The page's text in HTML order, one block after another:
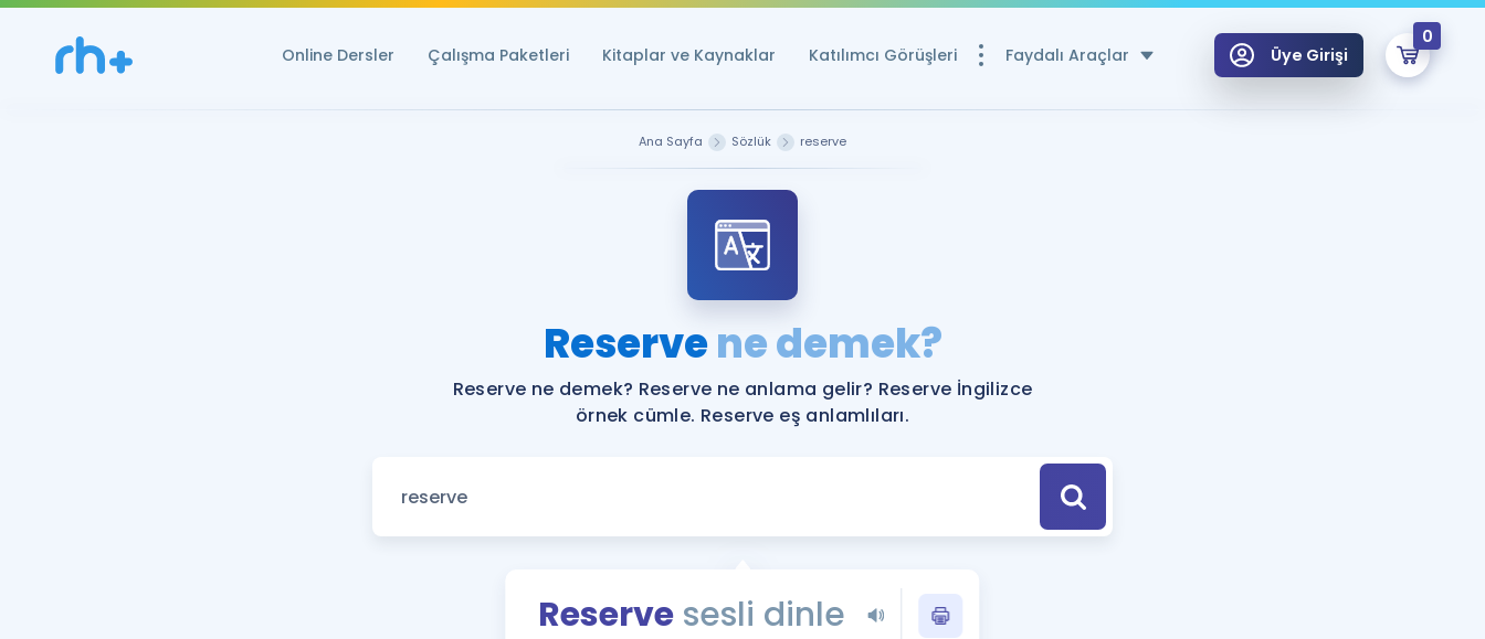
Online Dersler Çalışma Paketleri Kitaplar ve Kaynaklar Katılımcı Görüşleri Faydalı Araçlar
YDS ve YÖKDİL Puan Hesaplama Aracı
Rehberlik Aracı
YDS ve YÖKDİL'e Hazırlananlar için Öneriler
Tüm ÖSYM Sınavları Tek Takvimde
YDS - YÖKDİL Tüm Sınavlarla İlgili Haberler
Üye Girişi
0
Ana Sayfa Sözlük reserve
Reservene demek?
Reserve ne demek? Reserve ne anlama gelir? Reserve İngilizce
örnek cümle. Reserve eş anlamlıları.
Reserve sesli dinle